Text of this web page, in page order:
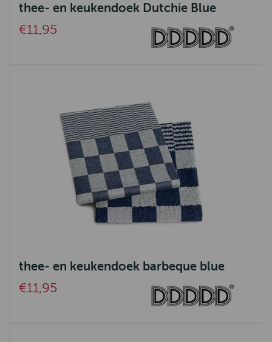
thee- en keukendoek Dutchie Blue
€11,95
thee- en keukendoek barbeque blue
€11,95